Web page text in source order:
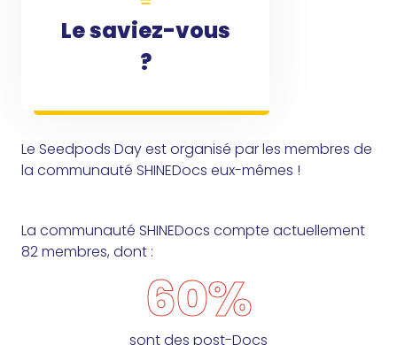
Le saviez-vous
?
Le Seedpods Day est organisé par les membres de
la communauté SHINEDocs eux-mêmes !
La communauté SHINEDocs compte actuellement
82 membres, dont :
60%
sont des post-Docs